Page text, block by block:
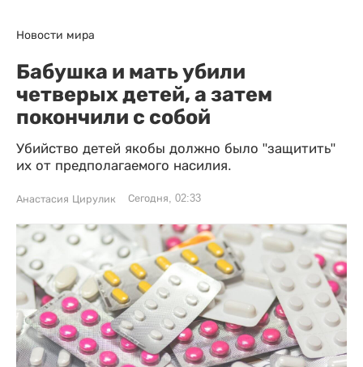
Новости мира
Бабушка и мать убили
четверых детей, а затем
покончили с собой
Убийство детей якобы должно было "защитить"
их от предполагаемого насилия.
Анастасия Цирулик Сегодня, 02:33